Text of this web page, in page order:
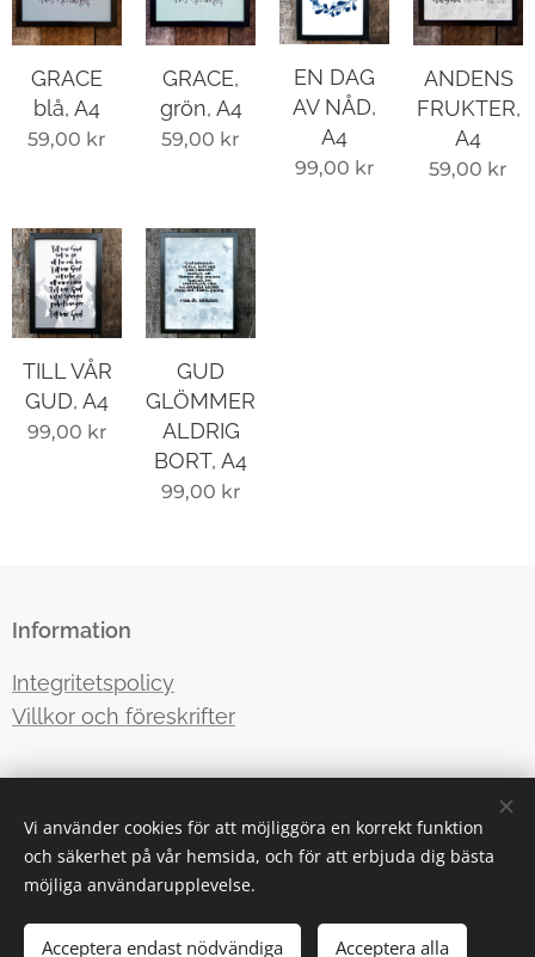
GRACE
blå, A4
59,00 kr
GRACE,
grön, A4
59,00 kr
EN DAG
AV NÅD,
A4
99,00 kr
ANDENS
FRUKTER,
A4
59,00 kr
TILL VÅR
GUD, A4
99,00 kr
GUD
GLÖMMER
ALDRIG
BORT, A4
99,00 kr
Information
Integritetspolicy
Villkor och föreskrifter
E-post:info@utbultsrum.se
Vi använder cookies för att möjliggöra en korrekt funktion
och säkerhet på vår hemsida, och för att erbjuda dig bästa
möjliga användarupplevelse.
Acceptera endast nödvändiga Acceptera alla